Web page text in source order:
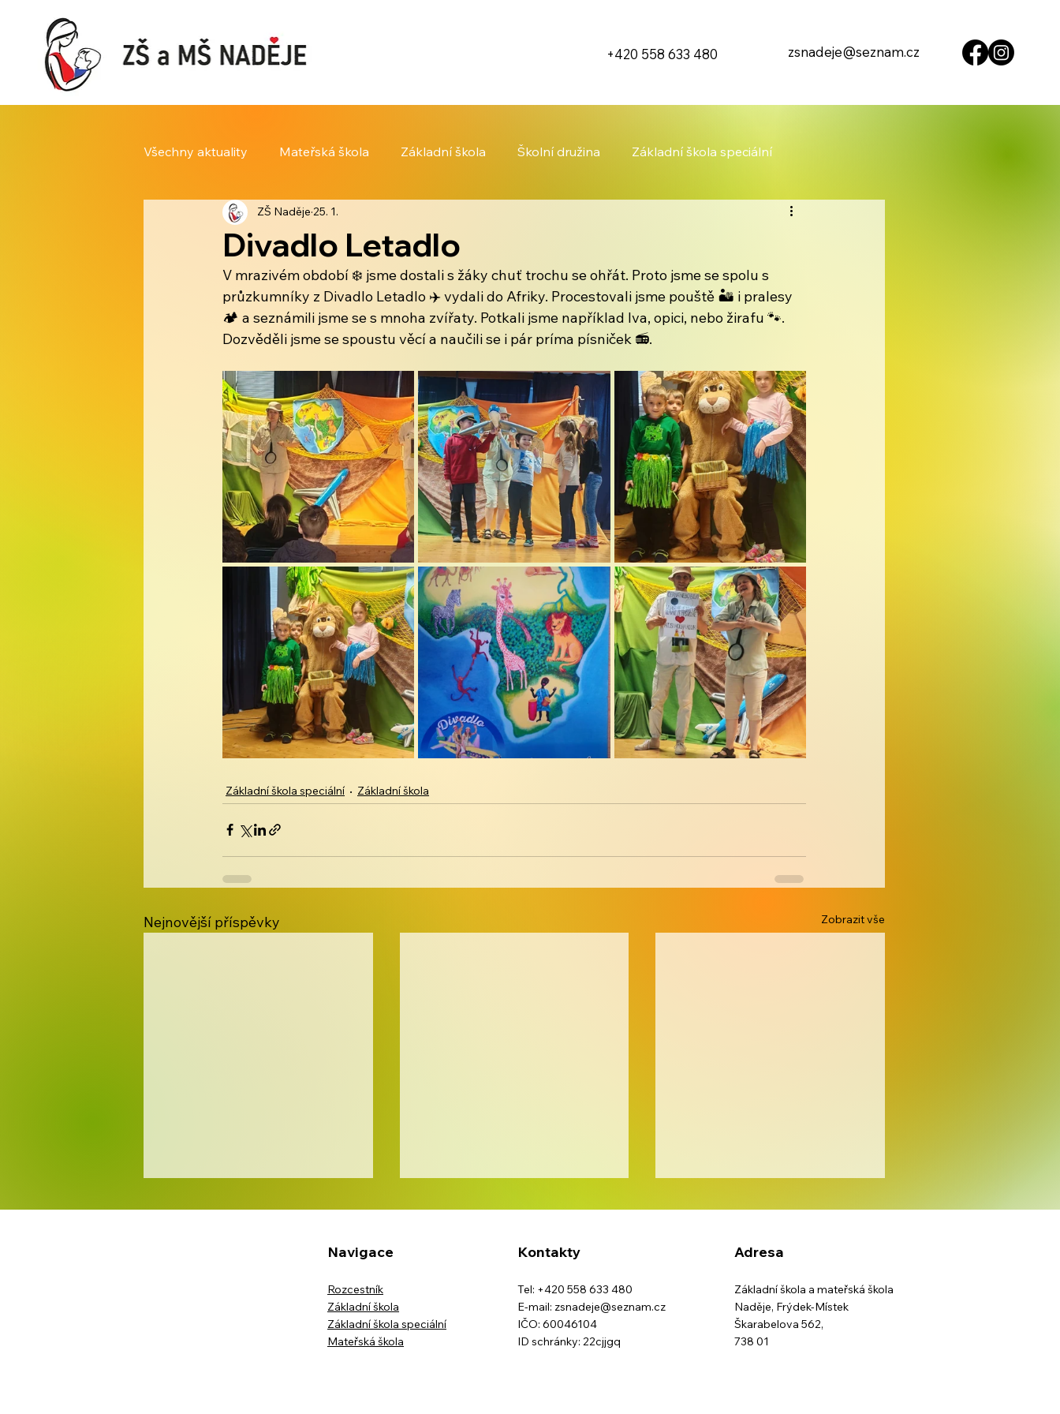
+420 558 633 480 zsnadeje@seznam.cz
Všechny aktuality Mateřská škola Základní škola Školní družina Základní škola speciální
Divadlo Letadlo
ZŠ Naděje 25. 1.
V mrazivém období ❄️ jsme dostali s žáky chuť trochu se ohřát. Proto jsme se spolu s
průzkumníky z Divadlo Letadlo ✈️ vydali do Afriky. Procestovali jsme pouště 🏜️ i pralesy
🏕️ a seznámili jsme se s mnoha zvířaty. Potkali jsme například lva, opici, nebo žirafu 🐾.
Dozvěděli jsme se spoustu věcí a naučili se i pár príma písniček 📻.
Základní škola speciální Základní škola
Nejnovější příspěvky Zobrazit vše
Školní výlet třídy IX.B na
Navigace
Rozcestník
Základní škola
Základní škola speciální
Mateřská škola
Kontakty
Tel: +420 558 633 480
E-mail: zsnadeje@seznam.cz
IČO: 60046104
ID schránky: 22cjjgq
Adresa
Základní škola a mateřská škola
Naděje, Frýdek-Místek
Škarabelova 562,
738 01